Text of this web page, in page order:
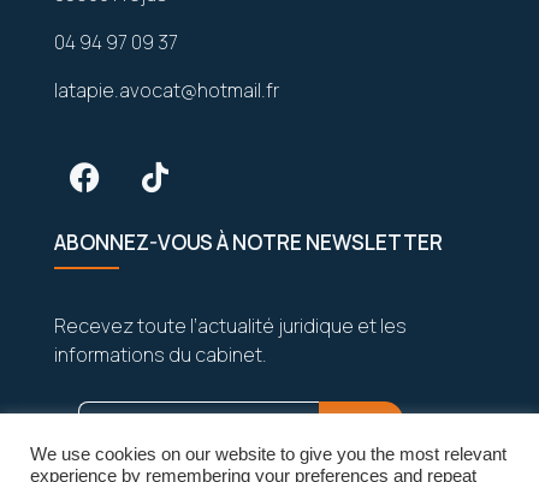
04 94 97 09 37
latapie.avocat@hotmail.fr
ABONNEZ-VOUS À NOTRE NEWSLETTER
Recevez toute l’actualité juridique et les
informations du cabinet.
We use cookies on our website to give you the most relevant
experience by remembering your preferences and repeat